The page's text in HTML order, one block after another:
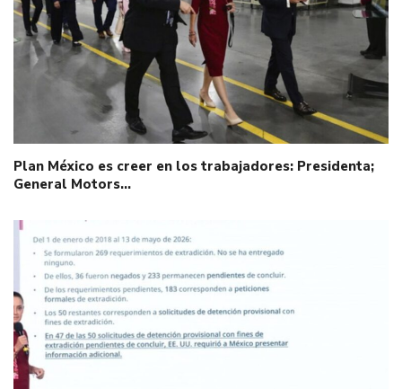
Plan México es creer en los trabajadores: Presidenta;
General Motors…